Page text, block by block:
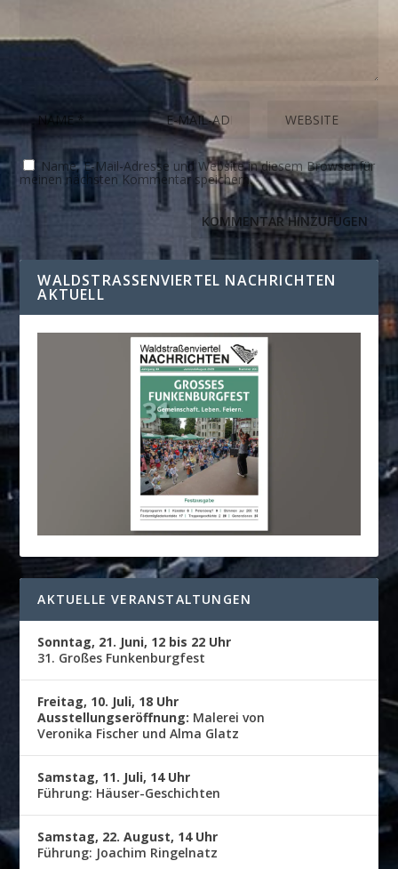
Name, E-Mail-Adresse und Website in diesem Browser für
meinen nächsten Kommentar speichern.
WALDSTRASSENVIERTEL NACHRICHTEN A
KTUELL
AKTUELLE VERANSTALTUNGEN
Sonntag, 21. Juni, 12 bis 22 Uhr
31. Großes Funkenburgfest
Freitag, 10. Juli, 18 Uhr
Ausstellungseröffnung: Malerei von
Veronika Fischer und Alma Glatz
Samstag, 11. Juli, 14 Uhr
Führung: Häuser-Geschichten
Samstag, 22. August, 14 Uhr
Führung: Joachim Ringelnatz